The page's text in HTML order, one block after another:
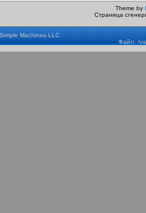
Theme by
Страница
Machines LLC
Файл: /